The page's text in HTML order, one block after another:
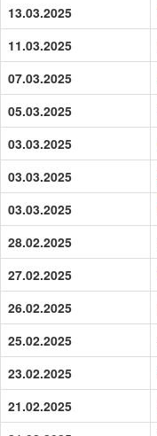
13.03.2025
11.03.2025
07.03.2025
05.03.2025
03.03.2025
03.03.2025
03.03.2025
28.02.2025
27.02.2025
26.02.2025
25.02.2025
23.02.2025
21.02.2025